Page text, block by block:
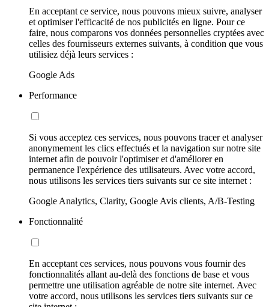
En acceptant ce service, nous pouvons mieux suivre, analyser
et optimiser l'efficacité de nos publicités en ligne. Pour ce
faire, nous comparons vos données personnelles cryptées avec
celles des fournisseurs externes suivants, à condition que vous
utilisiez déjà leurs services :
Google Ads
Performance
Si vous acceptez ces services, nous pouvons tracer et analyser
anonymement les clics effectués et la navigation sur notre site
internet afin de pouvoir l'optimiser et d'améliorer en
permanence l'expérience des utilisateurs. Avec votre accord,
nous utilisons les services tiers suivants sur ce site internet :
Google Analytics, Clarity, Google Avis clients, A/B-Testing
Fonctionnalité
En acceptant ces services, nous pouvons vous fournir des
fonctionnalités allant au-delà des fonctions de base et vous
permettre une utilisation agréable de notre site internet. Avec
votre accord, nous utilisons les services tiers suivants sur ce